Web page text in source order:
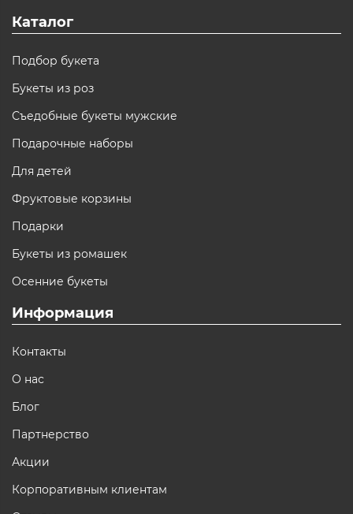
Каталог
Подбор букета
Букеты из роз
Съедобные букеты мужские
Подарочные наборы
Для детей
Фруктовые корзины
Подарки
Букеты из ромашек
Осенние букеты
Информация
Контакты
О нас
Блог
Партнерство
Акции
Корпоративным клиентам